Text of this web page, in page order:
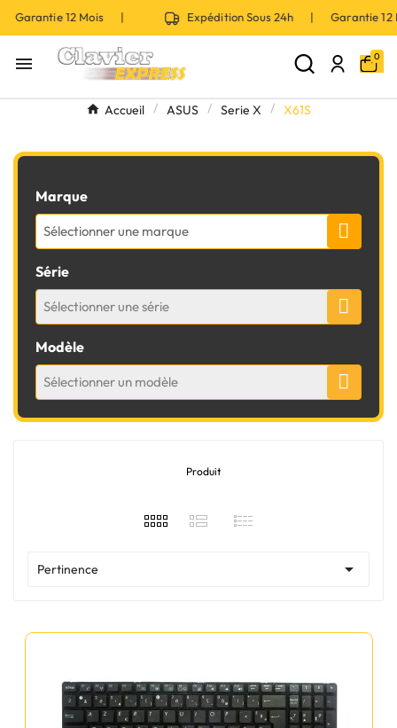
Garantie 12 Mois | Expédition Sous 24h | Garantie
 0
Accueil ASUS Serie X X61S
Marque
Sélectionner une marque
Série
Sélectionner une série
Modèle
Sélectionner un modèle
Produit
Pertinence 